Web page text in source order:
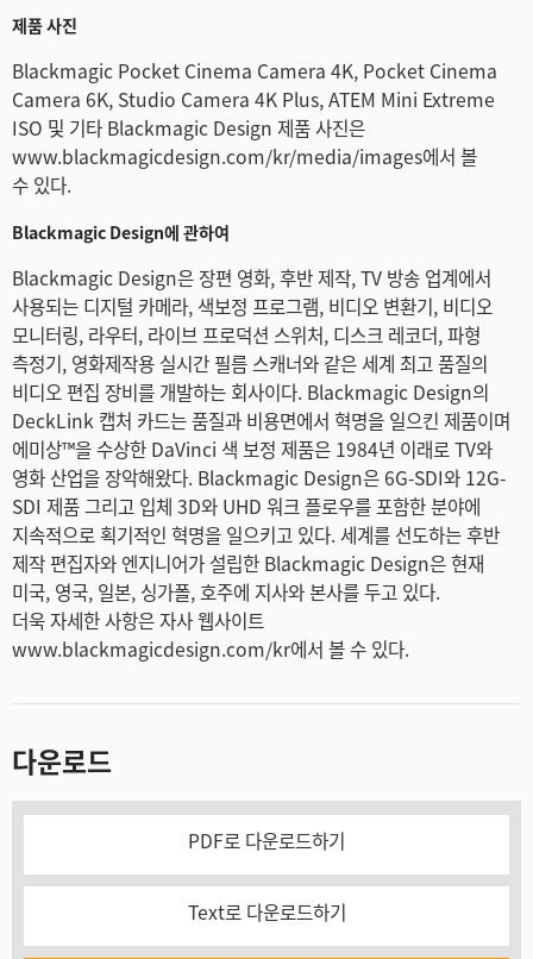
제품 사진
Blackmagic Pocket Cinema Camera 4K, Pocket Cinema
Camera 6K, Studio Camera 4K Plus, ATEM Mini Extreme
ISO 및 기타 Blackmagic Design 제품 사진은
www.blackmagicdesign.com/kr/media/images에서 볼
수 있다.
Blackmagic Design에 관하여
Blackmagic Design은 장편 영화, 후반 제작, TV 방송 업계에서
사용되는 디지털 카메라, 색보정 프로그램, 비디오 변환기, 비디오
모니터링, 라우터, 라이브 프로덕션 스위처, 디스크 레코더, 파형
측정기, 영화제작용 실시간 필름 스캐너와 같은 세계 최고 품질의
비디오 편집 장비를 개발하는 회사이다. Blackmagic Design의
DeckLink 캡처 카드는 품질과 비용면에서 혁명을 일으킨 제품이며
에미상™을 수상한 DaVinci 색 보정 제품은 1984년 이래로 TV와
영화 산업을 장악해왔다. Blackmagic Design은 6G-SDI와 12G-
SDI 제품 그리고 입체 3D와 UHD 워크 플로우를 포함한 분야에
지속적으로 획기적인 혁명을 일으키고 있다. 세계를 선도하는 후반
제작 편집자와 엔지니어가 설립한 Blackmagic Design은 현재
미국, 영국, 일본, 싱가폴, 호주에 지사와 본사를 두고 있다.
더욱 자세한 사항은 자사 웹사이트
www.blackmagicdesign.com/kr에서 볼 수 있다.
다운로드
PDF로 다운로드하기
Text로 다운로드하기